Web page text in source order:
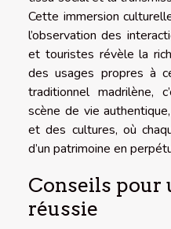
Cette immersion
l’observation des
et touristes révèle la
des usages propres à
traditionnel madrilène,
scène de vie
et des cultures, où
d’un patrimoine en
Conseils pour
réussie